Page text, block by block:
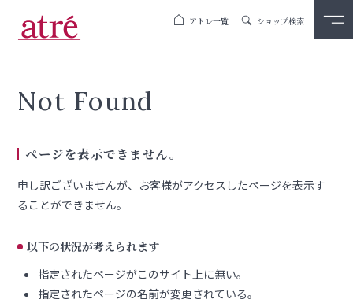
アトレ一覧 ショップ検索
Not Found
ページを表示できません。
申し訳ございませんが、お客様がアクセスしたページを表示す
ることができません。
以下の状況が考えられます
指定されたページがこのサイト上に無い。
指定されたページの名前が変更されている。